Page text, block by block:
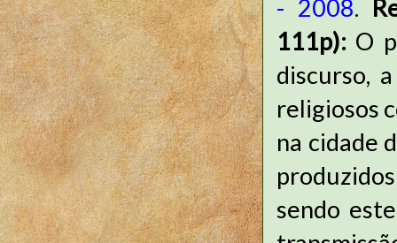
- 2008.
111p): O
discurso,
religiosos
na cidade
sendo